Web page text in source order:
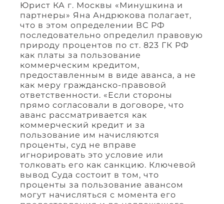
Юрист КА г. Москвы «Минушкина и
партнеры» Яна Андрюкова полагает,
что в этом определении ВС РФ
последовательно определил правовую
природу процентов по ст. 823 ГК РФ
как платы за пользование
коммерческим кредитом,
предоставленным в виде аванса, а не
как меру гражданско-правовой
ответственности. «Если стороны
прямо согласовали в договоре, что
аванс рассматривается как
коммерческий кредит и за
пользование им начисляются
проценты, суд не вправе
игнорировать это условие или
толковать его как санкцию. Ключевой
вывод Суда состоит в том, что
проценты за пользование авансом
могут начисляться с момента его